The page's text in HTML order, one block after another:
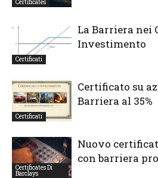
Certificates
Certificati
La Barriera nei
Investimento
Certificati
Certificato su
Barriera al 35%
Certificates Di
Barclays
Nuovo
con barriera